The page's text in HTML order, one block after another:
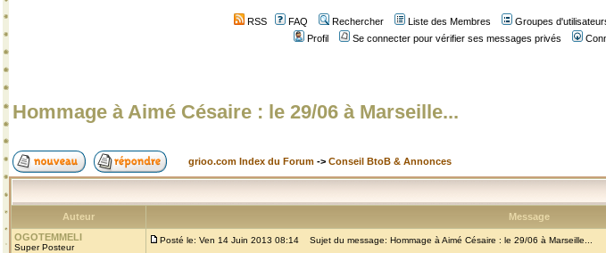
RSS FAQ Rechercher Liste des Membres Groupes
Profil
Se connecter pour vérifier ses messages privés
Hommage à Aimé Césaire : le 29/06 à Marseille...
grioo.com Index du Forum -> Conseil BtoB & Annonces
Auteur
Message
OGOTEMMELI
Super Posteur
Posté le: Ven 14 Juin 2013 08:14 Sujet du message: Hommage à Aimé Césaire : le 29/06 à Marseille...